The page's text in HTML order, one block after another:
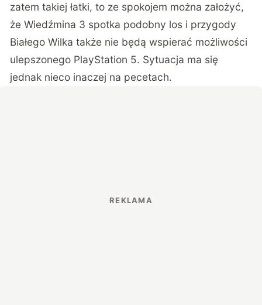
zatem takiej łatki, to ze spokojem można założyć,
że Wiedźmina 3 spotka podobny los i przygody
Białego Wilka także nie będą wspierać możliwości
ulepszonego PlayStation 5. Sytuacja ma się
jednak nieco inaczej na pecetach.